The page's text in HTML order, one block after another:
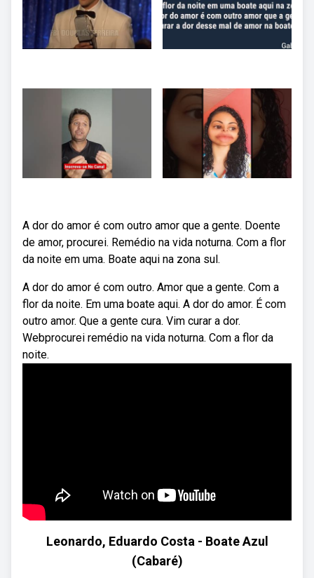
A dor do amor é com outro amor que a gente. Doente
de amor, procurei. Remédio na vida noturna. Com a flor
da noite em uma. Boate aqui na zona sul.
A dor do amor é com outro. Amor que a gente. Com a
flor da noite. Em uma boate aqui. A dor do amor. É com
outro amor. Que a gente cura. Vim curar a dor.
Webprocurei remédio na vida noturna. Com a flor da
noite.
Leonardo, Eduardo Costa - Boate Azul
(Cabaré)